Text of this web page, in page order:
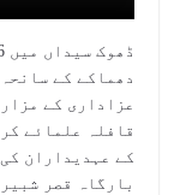
دھماکے کے
عزاداری کے
قافلہ علمائے
کے عہدیداران
بارگاہ قصر